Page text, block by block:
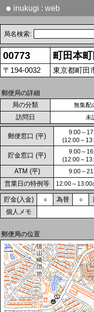
● inukugi : web
局名検索:
00773 町田本
〒194-0032 東京都町田
郵便局の詳細
局の分類
無集配
訪問日 未
郵便窓口 (平)
9:00～
(12:00～
貯金窓口 (平)
9:00～
(12:00～
ATM (平) 9:00～
営業日の特例等 12:00～13:00
貯金(入金) ○ 為替 ○
個人メモ
郵便局の位置